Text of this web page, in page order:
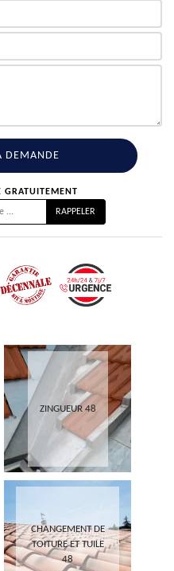
GRATUITEMENT
ZINGUEUR 48
CHANGEMENT DE
TOITURE ET TUILE
48